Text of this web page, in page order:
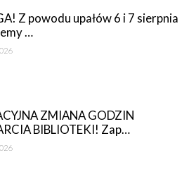
Z powodu upałów 6 i 7 sierpnia
…
ZMIANA GODZIN
BIBLIOTEKI! Zap…